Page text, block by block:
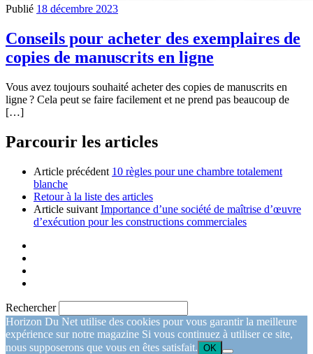
Publié 18 décembre 2023
Conseils pour acheter des exemplaires de
copies de manuscrits en ligne
Vous avez toujours souhaité acheter des copies de manuscrits en
ligne ? Cela peut se faire facilement et ne prend pas beaucoup de
[…]
Parcourir les articles
Article précédent 10 règles pour une chambre totalement
blanche
Retour à la liste des articles
Article suivant Importance d’une société de maîtrise d’œuvre
d’exécution pour les constructions commerciales
Rechercher
Horizon Du Net utilise des cookies pour vous garantir la meilleure
expérience sur notre magazine Si vous continuez à utiliser ce site,
nous supposerons que vous en êtes satisfait. OK